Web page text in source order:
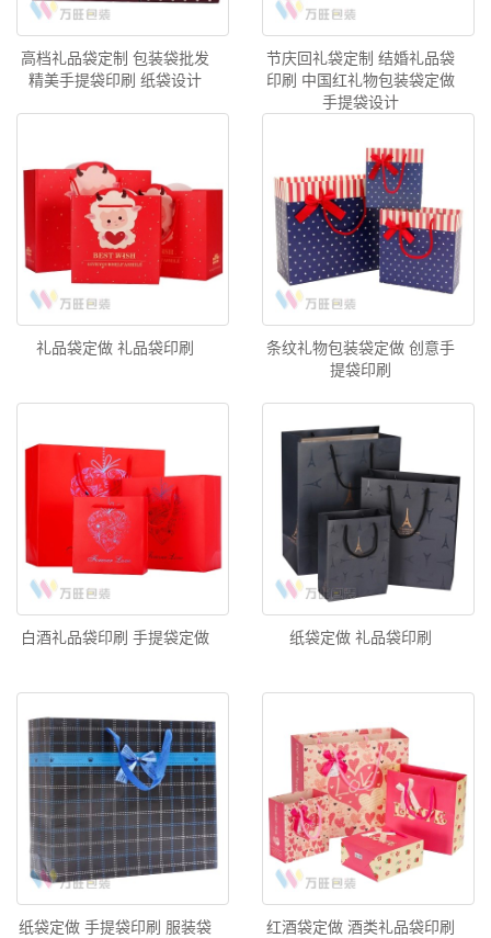
高档礼品袋定制 包装袋批发
精美手提袋印刷 纸袋设计
节庆回礼袋定制 结婚礼品袋
印刷 中国红礼物包装袋定做
手提袋设计
礼品袋定做 礼品袋印刷
条纹礼物包装袋定做 创意手
提袋印刷
白酒礼品袋印刷 手提袋定做 纸袋定做 礼品袋印刷
纸袋定做 手提袋印刷 服装袋
红酒袋定做 酒类礼品袋印刷